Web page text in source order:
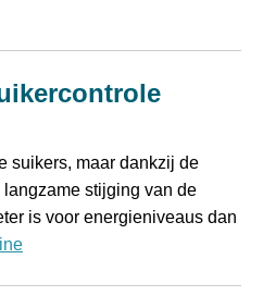
suikers, maar dankzij de
stijging van de
is voor energieniveaus dan